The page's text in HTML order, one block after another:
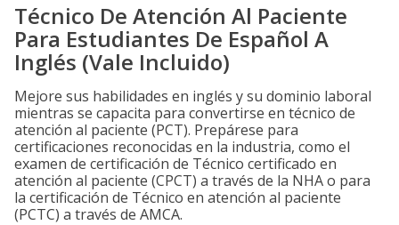
Técnico De Atención Al Paciente
Para Estudiantes De Español A
Inglés (Vale Incluido)
Mejore sus habilidades en inglés y su dominio laboral
mientras se capacita para convertirse en técnico de
atención al paciente (PCT). Prepárese para
certificaciones reconocidas en la industria, como el
examen de certificación de Técnico certificado en
atención al paciente (CPCT) a través de la NHA o para
la certificación de Técnico en atención al paciente
(PCTC) a través de AMCA.